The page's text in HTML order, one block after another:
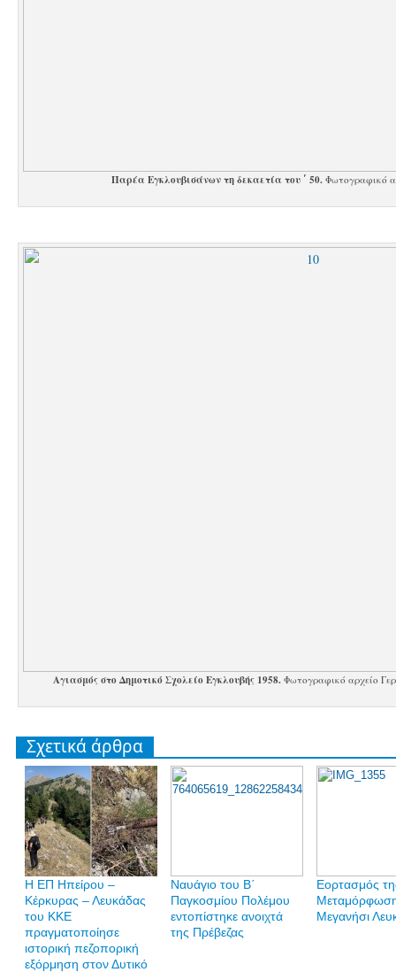
Παρέα Εγκλουβισάνων τη δεκαετία του ΄ 50. Φωτογραφικό
Αγιασμός στο Δημοτικό Σχολείο Εγκλουβής 1958. Φωτογραφικό αρχείο
Σχετικά άρθρα
Η ΕΠ Ηπείρου –
Κέρκυρας – Λευκάδας
του ΚΚΕ
πραγματοποίησε
ιστορική πεζοπορική
εξόρμηση στον Δυτικό
Ναυάγιο του Β΄
Παγκοσμίου Πολέμου
εντοπίστηκε ανοιχτά
της Πρέβεζας
Εορτασμός
Μεγανήσι